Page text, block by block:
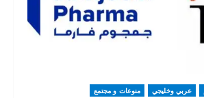
عربي وخليجي منوعات و مجتمع